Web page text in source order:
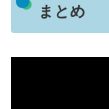
まとめ